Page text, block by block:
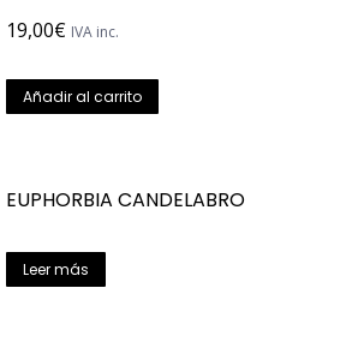
19,00€ IVA inc.
Añadir al carrito
EUPHORBIA CANDELABRO
Leer más